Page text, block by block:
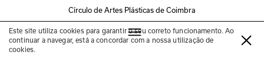
Círculo de Artes Plásticas de Coimbra
Este site utiliza cookies para garantir o seu correto funcionamento. Ao
continuar a navegar, está a concordar com a nossa utilização de
cookies.
Ana Margarida Machado